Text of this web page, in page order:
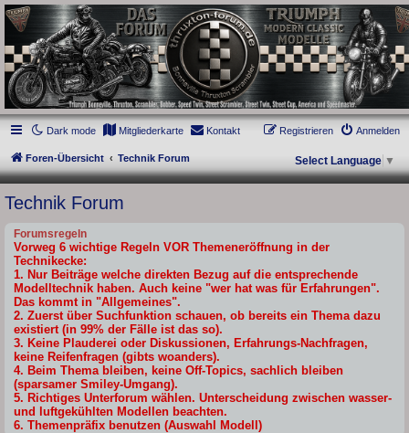
thruxton-forum.de
DAS FORUM! Alles rund um die Triumph Modern Classic Modelle. Das Forum für
die New Bonneville Baureihen ab BJ 2001. Triumph Bonneville, Thruxton,
Scrambler, Bobber, Speed Twin, Street Scrambler, Street Twin, Street Cup, America
und Speedmaster.
Dark mode
Mitgliederkarte Kontakt Anmelden
Registrieren
Foren-Übersicht Technik Forum Select Language ▼
Technik Forum
Forumsregeln
Vorweg 6 wichtige Regeln VOR Themeneröffnung in der
Technikecke:
1. Nur Beiträge welche direkten Bezug auf die entsprechende
Modelltechnik haben. Auch keine "wer hat was für Erfahrungen".
Das kommt in "Allgemeines".
2. Zuerst über Suchfunktion schauen, ob bereits ein Thema dazu
existiert (in 99% der Fälle ist das so).
3. Keine Plauderei oder Diskussionen, Erfahrungs-Nachfragen,
keine Reifenfragen (gibts woanders).
4. Beim Thema bleiben, keine Off-Topics, sachlich bleiben
(sparsamer Smiley-Umgang).
5. Richtiges Unterforum wählen. Unterscheidung zwischen wasser-
und luftgekühlten Modellen beachten.
6. Themenpräfix benutzen (Auswahl Modell)